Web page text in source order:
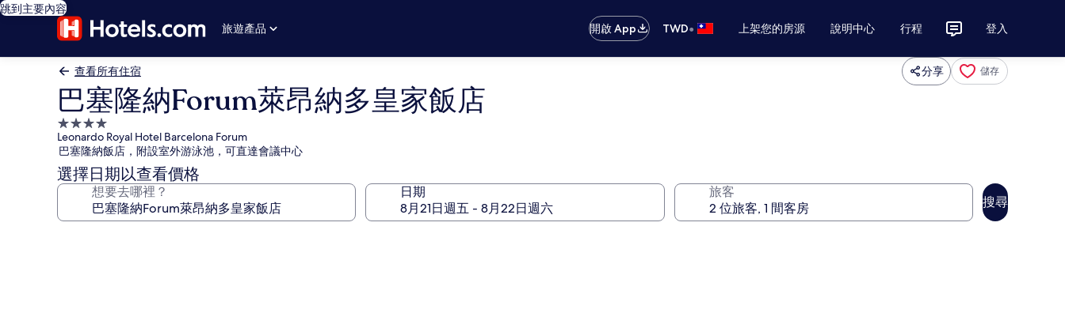
跳到主要內容
旅遊產品
開啟 App TWD• 上架您的房源 說明中心 行程 登入
查看所有住宿 分享 儲存
巴塞隆納Forum萊昂納多皇家飯店
4.0
星
級
住
宿
Leonardo Royal Hotel Barcelona Forum
巴塞隆納飯店，附設室外游泳池，可直達會議中心
選擇日期以查看價格
想要去哪裡？ 日期 旅客
搜尋